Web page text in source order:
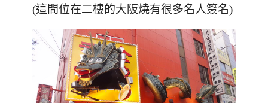
(這間位在二樓的大阪燒有很多名人簽名)